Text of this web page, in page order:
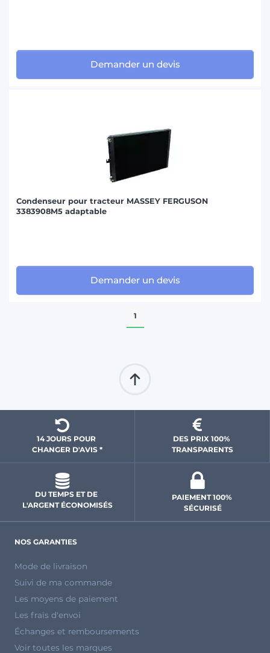
Demander un devis
Condenseur pour tracteur MASSEY FERGUSON
3383908M5 adaptable
Demander un devis
1
14 JOURS POUR
CHANGER D'AVIS *
DES PRIX 100%
TRANSPARENTS
DU TEMPS ET DE
L'ARGENT ÉCONOMISÉS
PAIEMENT 100%
SÉCURISÉ
NOS GARANTIES
Mode de livraison
Suivi de ma commande
Les moyens de paiement
Les frais d'envoi
Échanges et remboursements
Voir toutes les marques